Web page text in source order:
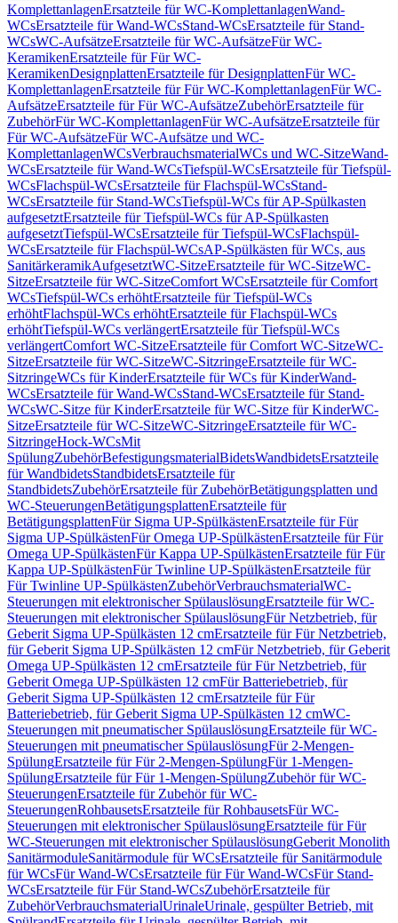
KomplettanlagenErsatzteile für WC-KomplettanlagenWand-
WCsErsatzteile für Wand-WCsStand-WCsErsatzteile für Stand-
WCsWC-AufsätzeErsatzteile für WC-AufsätzeFür WC-
KeramikenErsatzteile für Für WC-
KeramikenDesignplattenErsatzteile für DesignplattenFür WC-
KomplettanlagenErsatzteile für Für WC-KomplettanlagenFür WC-
AufsätzeErsatzteile für Für WC-AufsätzeZubehörErsatzteile für
ZubehörFür WC-KomplettanlagenFür WC-AufsätzeErsatzteile für
Für WC-AufsätzeFür WC-Aufsätze und WC-
KomplettanlagenWCsVerbrauchsmaterialWCs und WC-SitzeWand-
WCsErsatzteile für Wand-WCsTiefspül-WCsErsatzteile für Tiefspül-
WCsFlachspül-WCsErsatzteile für Flachspül-WCsStand-
WCsErsatzteile für Stand-WCsTiefspül-WCs für AP-Spülkasten
aufgesetztErsatzteile für Tiefspül-WCs für AP-Spülkasten
aufgesetztTiefspül-WCsErsatzteile für Tiefspül-WCsFlachspül-
WCsErsatzteile für Flachspül-WCsAP-Spülkästen für WCs, aus
SanitärkeramikAufgesetztWC-SitzeErsatzteile für WC-SitzeWC-
SitzeErsatzteile für WC-SitzeComfort WCsErsatzteile für Comfort
WCsTiefspül-WCs erhöhtErsatzteile für Tiefspül-WCs
erhöhtFlachspül-WCs erhöhtErsatzteile für Flachspül-WCs
erhöhtTiefspül-WCs verlängertErsatzteile für Tiefspül-WCs
verlängertComfort WC-SitzeErsatzteile für Comfort WC-SitzeWC-
SitzeErsatzteile für WC-SitzeWC-SitzringeErsatzteile für WC-
SitzringeWCs für KinderErsatzteile für WCs für KinderWand-
WCsErsatzteile für Wand-WCsStand-WCsErsatzteile für Stand-
WCsWC-Sitze für KinderErsatzteile für WC-Sitze für KinderWC-
SitzeErsatzteile für WC-SitzeWC-SitzringeErsatzteile für WC-
SitzringeHock-WCsMit
SpülungZubehörBefestigungsmaterialBidetsWandbidetsErsatzteile
für WandbidetsStandbidetsErsatzteile für
StandbidetsZubehörErsatzteile für ZubehörBetätigungsplatten und
WC-SteuerungenBetätigungsplattenErsatzteile für
BetätigungsplattenFür Sigma UP-SpülkästenErsatzteile für Für
Sigma UP-SpülkästenFür Omega UP-SpülkästenErsatzteile für Für
Omega UP-SpülkästenFür Kappa UP-SpülkästenErsatzteile für Für
Kappa UP-SpülkästenFür Twinline UP-SpülkästenErsatzteile für
Für Twinline UP-SpülkästenZubehörVerbrauchsmaterialWC-
Steuerungen mit elektronischer SpülauslösungErsatzteile für WC-
Steuerungen mit elektronischer SpülauslösungFür Netzbetrieb, für
Geberit Sigma UP-Spülkästen 12 cmErsatzteile für Für Netzbetrieb,
für Geberit Sigma UP-Spülkästen 12 cmFür Netzbetrieb, für Geberit
Omega UP-Spülkästen 12 cmErsatzteile für Für Netzbetrieb, für
Geberit Omega UP-Spülkästen 12 cmFür Batteriebetrieb, für
Geberit Sigma UP-Spülkästen 12 cmErsatzteile für Für
Batteriebetrieb, für Geberit Sigma UP-Spülkästen 12 cmWC-
Steuerungen mit pneumatischer SpülauslösungErsatzteile für WC-
Steuerungen mit pneumatischer SpülauslösungFür 2-Mengen-
SpülungErsatzteile für Für 2-Mengen-SpülungFür 1-Mengen-
SpülungErsatzteile für Für 1-Mengen-SpülungZubehör für WC-
SteuerungenErsatzteile für Zubehör für WC-
SteuerungenRohbausetsErsatzteile für RohbausetsFür WC-
Steuerungen mit elektronischer SpülauslösungErsatzteile für Für
WC-Steuerungen mit elektronischer SpülauslösungGeberit Monolith
SanitärmoduleSanitärmodule für WCsErsatzteile für Sanitärmodule
für WCsFür Wand-WCsErsatzteile für Für Wand-WCsFür Stand-
WCsErsatzteile für Für Stand-WCsZubehörErsatzteile für
ZubehörVerbrauchsmaterialUrinaleUrinale, gespülter Betrieb, mit